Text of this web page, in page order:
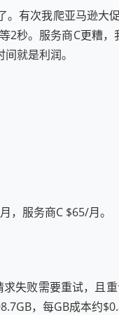
有次我爬亚马逊
2秒。服务商C更糟
就是利润。
，服务商C $65/月。
失败需要重试，且
，每GB成本约